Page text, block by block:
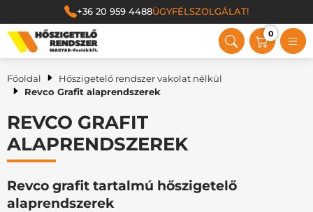
+36 20 959 4488ÜGYFÉLSZOLGÁLAT!
Magyar Festék Kft.
0
Főoldal
Hőszigetelő rendszer vakolat nélkül
Revco Grafit alaprendszerek
REVCO GRAFIT
ALAPRENDSZEREK
Revco grafit tartalmú hőszigetelő
alaprendszerek